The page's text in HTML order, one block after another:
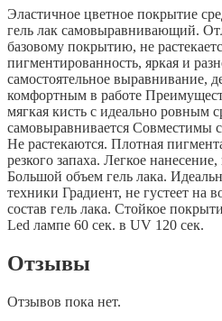
Эластичное цветное покрытие
гель лак самовыравнивающий.
базовому покрытию, не
пигментированность, яркая и
самостоятельное выравнивание,
комфортным в работе
мягкая кисть с идеально ровным
самовыравнивается Совместимы
Не растекаются. Плотная
резкого запаха. Легкое
Большой объем гель лака.
техники Градиент, не густеет на
состав гель лака. Стойкое
Led лампе 60 сек. в UV 120 сек.
Отзывы
Отзывов пока нет.